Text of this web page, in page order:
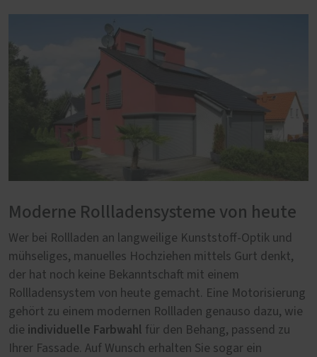
Moderne Rollladensysteme von heute
Wer bei Rollladen an langweilige Kunststoff-Optik und
mühseliges, manuelles Hochziehen mittels Gurt denkt,
der hat noch keine Bekanntschaft mit einem
Rollladensystem von heute gemacht. Eine Motorisierung
gehört zu einem modernen Rollladen genauso dazu, wie
die individuelle Farbwahl für den Behang, passend zu
Ihrer Fassade. Auf Wunsch erhalten Sie sogar ein